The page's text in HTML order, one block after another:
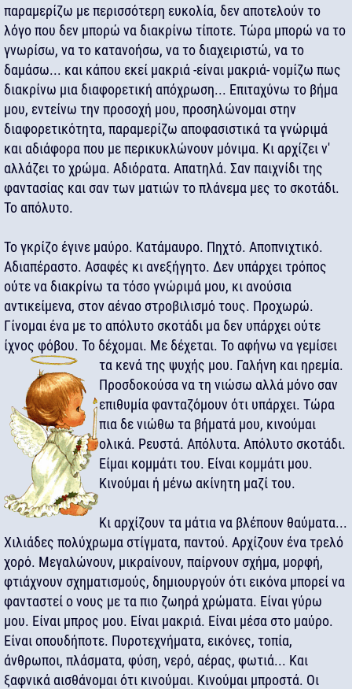
παραμερίζω με περισσότερη ευκολία, δεν αποτελούν το
λόγο που δεν μπορώ να διακρίνω τίποτε. Τώρα μπορώ να το
γνωρίσω, να το κατανοήσω, να το διαχειριστώ, να το
δαμάσω... και κάπου εκεί μακριά -είναι μακριά- νομίζω πως
διακρίνω μια διαφορετική απόχρωση... Επιταχύνω το βήμα
μου, εντείνω την προσοχή μου, προσηλώνομαι στην
διαφορετικότητα, παραμερίζω αποφασιστικά τα γνώριμά
και αδιάφορα που με περικυκλώνουν μόνιμα. Κι αρχίζει ν'
αλλάζει το χρώμα. Αδιόρατα. Απατηλά. Σαν παιχνίδι της
φαντασίας και σαν των ματιών το πλάνεμα μες το σκοτάδι.
Το απόλυτο.
Το γκρίζο έγινε μαύρο. Κατάμαυρο. Πηχτό. Αποπνιχτικό.
Αδιαπέραστο. Ασαφές κι ανεξήγητο. Δεν υπάρχει τρόπος
ούτε να διακρίνω τα τόσο γνώριμά μου, κι ανούσια
αντικείμενα, στον αέναο στροβιλισμό τους. Προχωρώ.
Γίνομαι ένα με το απόλυτο σκοτάδι μα δεν υπάρχει ούτε
ίχνος φόβου. Το δέχομαι. Με δέχεται. Το αφήνω να γεμίσει
τα κενά της ψυχής μου. Γαλήνη και ηρεμία.
Προσδοκούσα να τη νιώσω αλλά μόνο σαν
επιθυμία φανταζόμουν ότι υπάρχει. Τώρα
πια δε νιώθω τα βήματά μου, κινούμαι
ολικά. Ρευστά. Απόλυτα. Απόλυτο σκοτάδι.
Είμαι κομμάτι του. Είναι κομμάτι μου.
Κινούμαι ή μένω ακίνητη μαζί του.
Κι αρχίζουν τα μάτια να βλέπουν θαύματα...
Χιλιάδες πολύχρωμα στίγματα, παντού. Αρχίζουν ένα τρελό
χορό. Μεγαλώνουν, μικραίνουν, παίρνουν σχήμα, μορφή,
φτιάχνουν σχηματισμούς, δημιουργούν ότι εικόνα μπορεί να
φανταστεί ο νους με τα πιο ζωηρά χρώματα. Είναι γύρω
μου. Είναι μπρος μου. Είναι μακριά. Είναι μέσα στο μαύρο.
Είναι οπουδήποτε. Πυροτεχνήματα, εικόνες, τοπία,
άνθρωποι, πλάσματα, φύση, νερό, αέρας, φωτιά... Και
ξαφνικά αισθάνομαι ότι κινούμαι. Κινούμαι μπροστά. Οι